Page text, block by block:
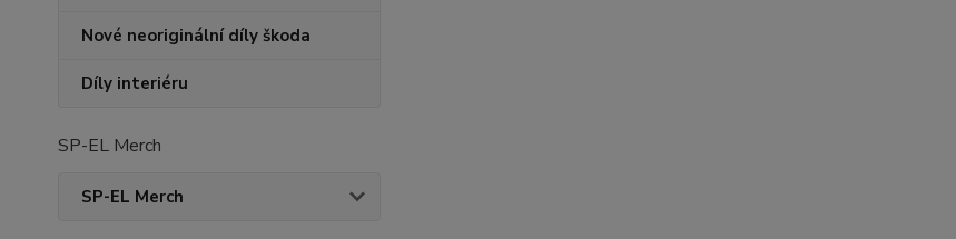
Nové neoriginální díly škoda
Díly interiéru
SP-EL Merch
SP-EL Merch